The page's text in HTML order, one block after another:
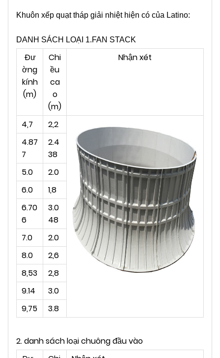
Khuôn xếp quạt tháp giải nhiệt hiện có của Latino:
DANH SÁCH LOẠI 1.FAN STACK
Đư
ờng
kính
(m)
Chi
ều
ca
o
(m)
Nhận xét
4,7
2,2
4.87
7
2.4
38
5.0
2.0
6.0
1,8
6.70
6
3.0
48
7.0
2.0
8.0
2,6
8,53
2,8
9.14
3.0
9,75
3.8
2. danh sách loại chuông đầu vào